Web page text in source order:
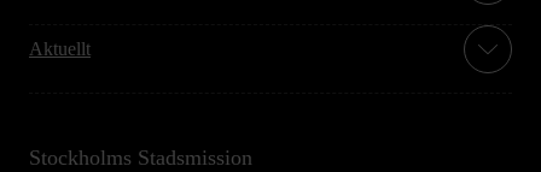
Aktuellt
Stockholms Stadsmission